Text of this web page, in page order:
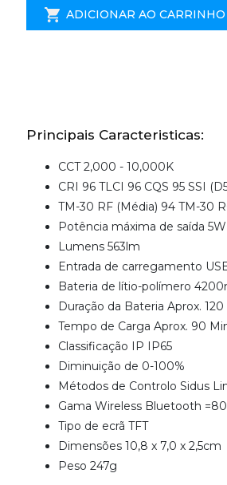
ADICIONAR AO CARRINHO
Principais Caracteristicas:
CCT 2,000 - 10,000K
CRI 96 TLCI 96 CQS 95 SSI
TM-30 RF (Média) 94 TM-30
Potência máxima de saída 5W
Lumens 563lm
Entrada de carregamento
Bateria de lítio-polímero
Duração da Bateria Aprox.
Tempo de Carga Aprox. 90
Classificação IP IP65
Diminuição de 0-100%
Métodos de Controlo Sidus
Gama Wireless Bluetooth
Tipo de ecrã TFT
Dimensões 10,8 x 7,0 x 2,5cm
Peso 247g